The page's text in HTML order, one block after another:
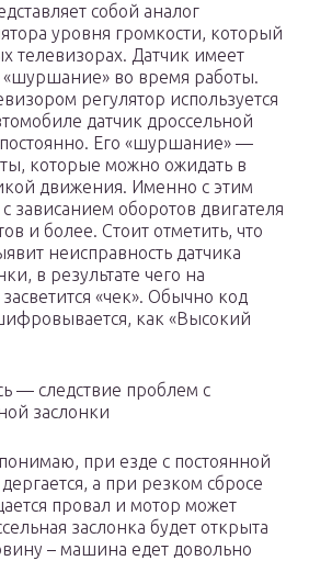
собой аналог
уровня громкости, который
телевизорах. Датчик имеет
во время работы.
регулятор используется
датчик дроссельной
постоянно. Его «шуршание» —
которые можно ожидать в
движения. Именно с этим
зависанием оборотов двигателя
и более. Стоит отметить, что
неисправность датчика
в результате чего на
«чек». Обычно код
как «Высокий
— следствие проблем с
заслонки
при езде с постоянной
а при резком сбросе
провал и мотор может
заслонка будет открыта
– машина едет довольно